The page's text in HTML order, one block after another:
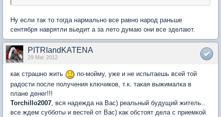
Ну если так то тогда нармально все равно народ раньше
сентября наврятли вьедит а за лето думаю они все зделают.
PITRIandKATENA
29 Mar 2012
как страшно жить
по-мойму, уже и не испытаешь всей той
радости после получения ключиков, т.к. такая выжималка в
плане денег!!!
Torchillo2007 , вся надежда на Вас) реальный будущий житель..
все ждем субботы и вестей от Вас) как обстоят дела с приемкой